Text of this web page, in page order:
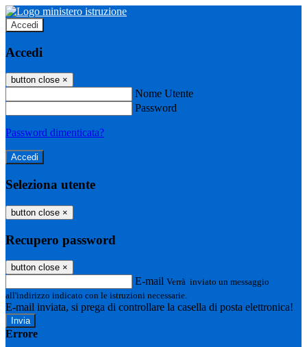
Accedi
Accedi
button close ×
Nome Utente
Password
Password dimenticata?
Seleziona utente
button close ×
Recupero password
button close ×
E-mail Verrà inviato un messaggio
all'indirizzo indicato con le istruzioni necessarie.
E-mail inviata, si prega di controllare la casella di posta elettronica!
Errore